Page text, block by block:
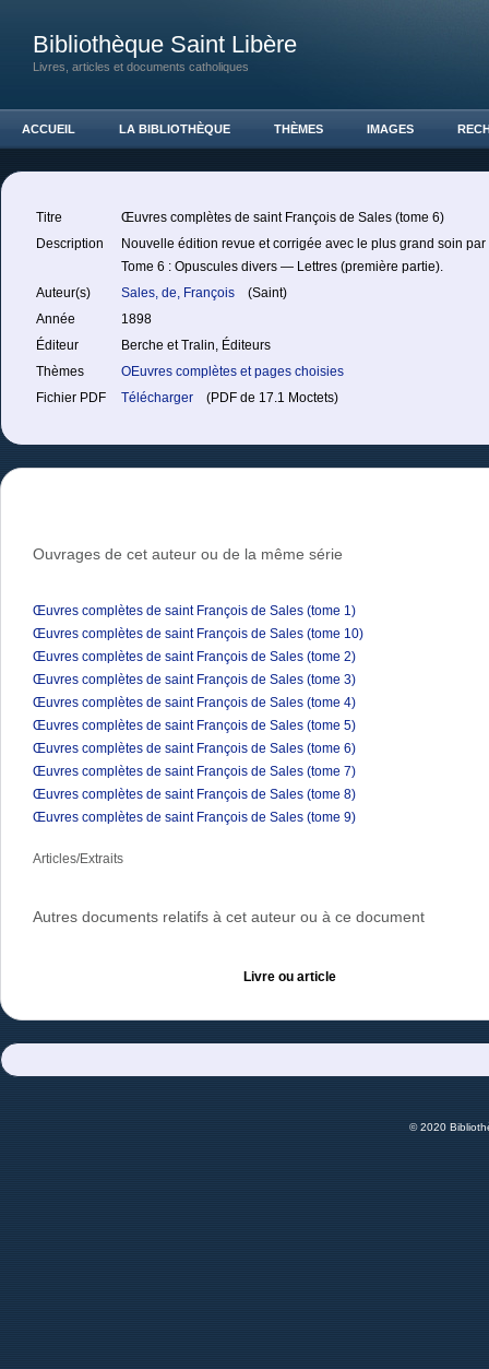
Bibliothèque Saint Libère
Livres, articles et documents catholiques
ACCUEIL LA BIBLIOTHÈQUE THÈMES IMAGES
Titre
Œuvres complètes de saint François de Sales (tome 6)
Description
Nouvelle édition revue et corrigée avec le plus grand soin
Tome 6 : Opuscules divers — Lettres (première partie).
Auteur(s)
Sales, de, François
(Saint)
Année
1898
Éditeur
Berche et Tralin, Éditeurs
Thèmes
OEuvres complètes et pages choisies
Fichier PDF
Télécharger (PDF de 17.1 Moctets)
Ouvrages de cet auteur ou de la même série
Œuvres complètes de saint François de Sales (tome 1)
Œuvres complètes de saint François de Sales (tome 10)
Œuvres complètes de saint François de Sales (tome 2)
Œuvres complètes de saint François de Sales (tome 3)
Œuvres complètes de saint François de Sales (tome 4)
Œuvres complètes de saint François de Sales (tome 5)
Œuvres complètes de saint François de Sales (tome 6)
Œuvres complètes de saint François de Sales (tome 7)
Œuvres complètes de saint François de Sales (tome 8)
Œuvres complètes de saint François de Sales (tome 9)
Articles/Extraits
Autres documents relatifs à cet auteur ou à ce document
Livre ou article
© 2020